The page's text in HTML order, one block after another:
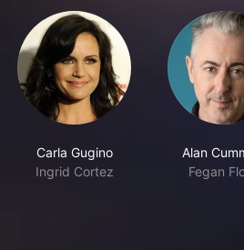
Carla Gugino
Ingrid Cortez
Alan
Fegan